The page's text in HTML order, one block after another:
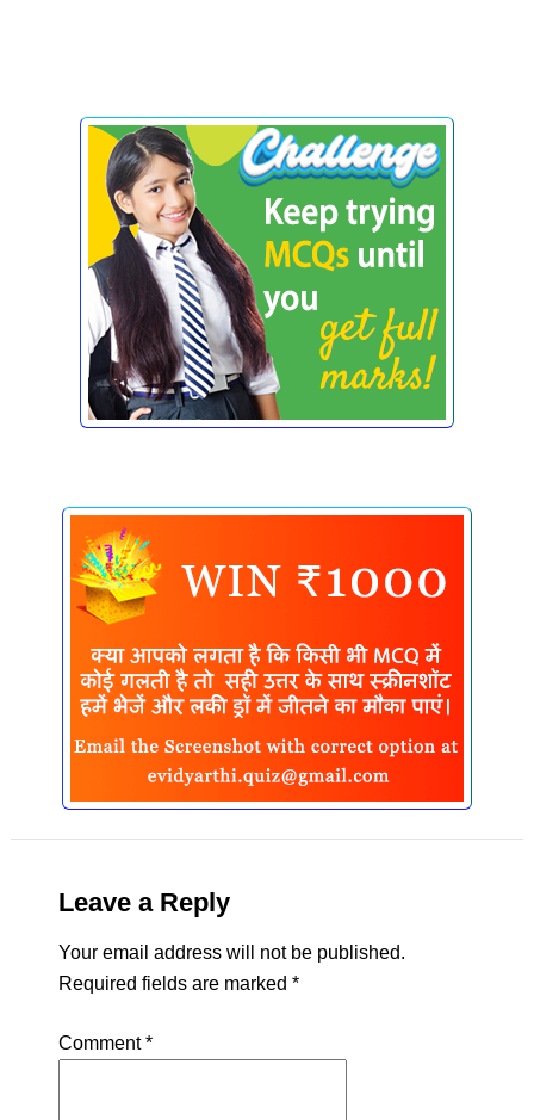
Leave a Reply
Your email address will not be published.
Required fields are marked *
Comment*